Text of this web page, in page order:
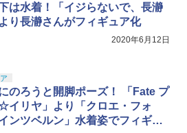
は水着！「イジらないで、長瀞
り長瀞さんがフィギュア化
2020年6月12日
のろうと開脚ポーズ！ 「Fate プ
イリヤ」より「クロエ・フォ
ンツベルン」水着姿でフィギュ